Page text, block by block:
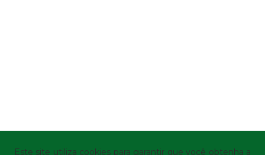
Este site utiliza cookies para garantir que você obtenha a